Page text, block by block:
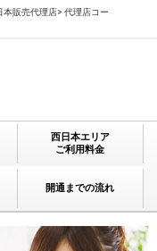
本販売代理店> 代理店コー
西日本エリア
ご利用料金
開通までの流れ